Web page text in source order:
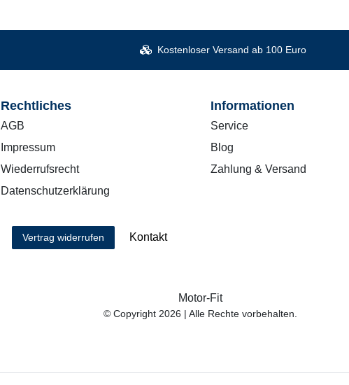
Kostenloser Versand ab 100 Euro
Rechtliches
AGB
Impressum
Wiederrufsrecht
Datenschutzerklärung
Vertrag widerrufen Kontakt
Informationen
Service
Blog
Zahlung & Versand
Motor-Fit
© Copyright 2026 | Alle Rechte vorbehalten.